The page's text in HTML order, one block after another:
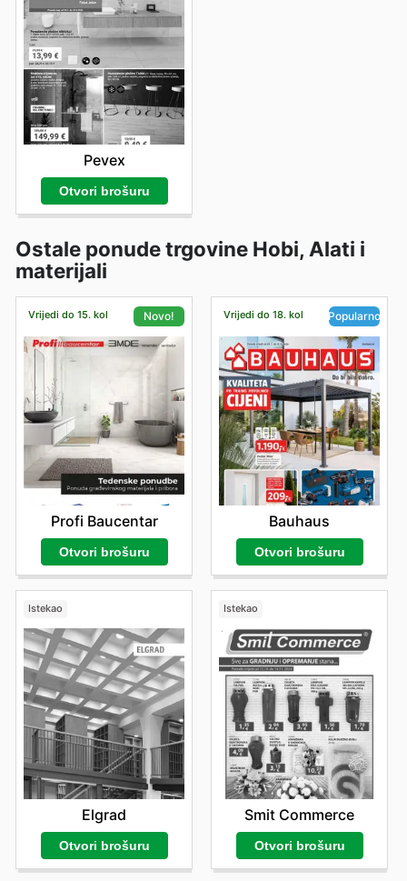
Pevex
Otvori brošuru
Ostale ponude trgovine Hobi, Alati i
materijali
Vrijedi do 15. kol Novo!
Profi Baucentar
Otvori brošuru
Vrijedi do 18. kol Popularno
Bauhaus
Otvori brošuru
Istekao
Elgrad
Otvori brošuru
Istekao
Smit Commerce
Otvori brošuru